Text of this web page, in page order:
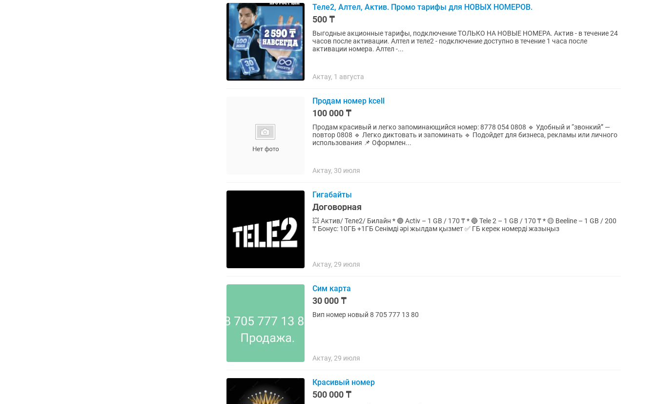
Теле2, Алтел, Актив. Промо тарифы для НОВЫХ НОМЕРОВ.
500 ₸
Выгодные акционные тарифы, подключение ТОЛЬКО НА НОВЫЕ НОМЕРА. Актив - в течение 24
часов после активации. Алтел и теле2 - подключение доступно в течение 1 часа после
активации номера. Алтел -...
Актау, 1 августа
Продам номер kcell
100 000 ₸
Продам красивый и легко запоминающийся номер: 8778 054 0808 🔹 Удобный и “звонкий” —
повтор 0808 🔹 Легко диктовать и запоминать 🔹 Подойдет для бизнеса, рекламы или личного
использования 📌 Оформлен...
Актау, 30 июля
Гигабайты
Договорная
💥 Актив/ Теле2/ Билайн * 🟣 Activ – 1 GB / 170 ₸ * 🔵 Tele 2 – 1 GB / 170 ₸ * 🟡 Beeline – 1 GB / 200
₸ Бонус: 10ГБ +1ГБ Сенімді әрі жылдам қызмет ✅ ГБ керек номерді жазыңыз
Актау, 29 июля
Сим карта
30 000 ₸
Вип номер новый 8 705 777 13 80
Актау, 29 июля
Красивый номер
500 000 ₸